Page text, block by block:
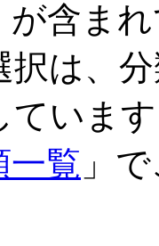
が含ま
択は、
ていま
一覧 」